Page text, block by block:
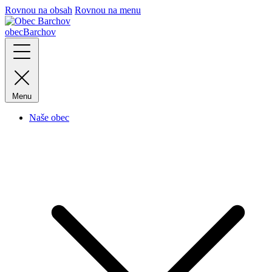
Rovnou na obsah Rovnou na menu
obecBarchov
Menu
Naše obec